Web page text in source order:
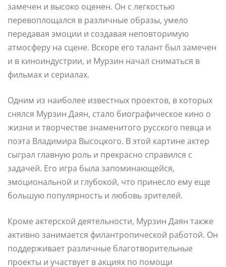
замечен и высоко оценен. Он с легкостью
перевоплощался в различные образы, умело
передавая эмоции и создавая неповторимую
атмосферу на сцене. Вскоре его талант был замечен
и в киноиндустрии, и Мурзин начал сниматься в
фильмах и сериалах.
Одним из наиболее известных проектов, в которых
снялся Мурзин Даян, стало биографическое кино о
жизни и творчестве знаменитого русского певца и
поэта Владимира Высоцкого. В этой картине актер
сыграл главную роль и прекрасно справился с
задачей. Его игра была запоминающейся,
эмоциональной и глубокой, что принесло ему еще
большую популярность и любовь зрителей.
Кроме актерской деятельности, Мурзин Даян также
активно занимается филантропической работой. Он
поддерживает различные благотворительные
проекты и участвует в акциях по помощи